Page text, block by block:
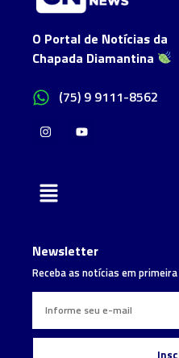
O Portal de Notícias da
Chapada Diamantina
(75) 9 9111-8562
Newsletter
Receba as notícias em